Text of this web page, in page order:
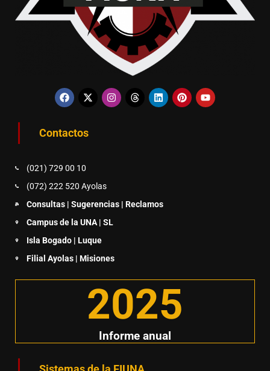
Contactos
(021) 729 00 10
(072) 222 520 Ayolas
Consultas | Sugerencias | Reclamos
Campus de la UNA | SL
Isla Bogado | Luque
Filial Ayolas | Misiones
Informe anual
2025